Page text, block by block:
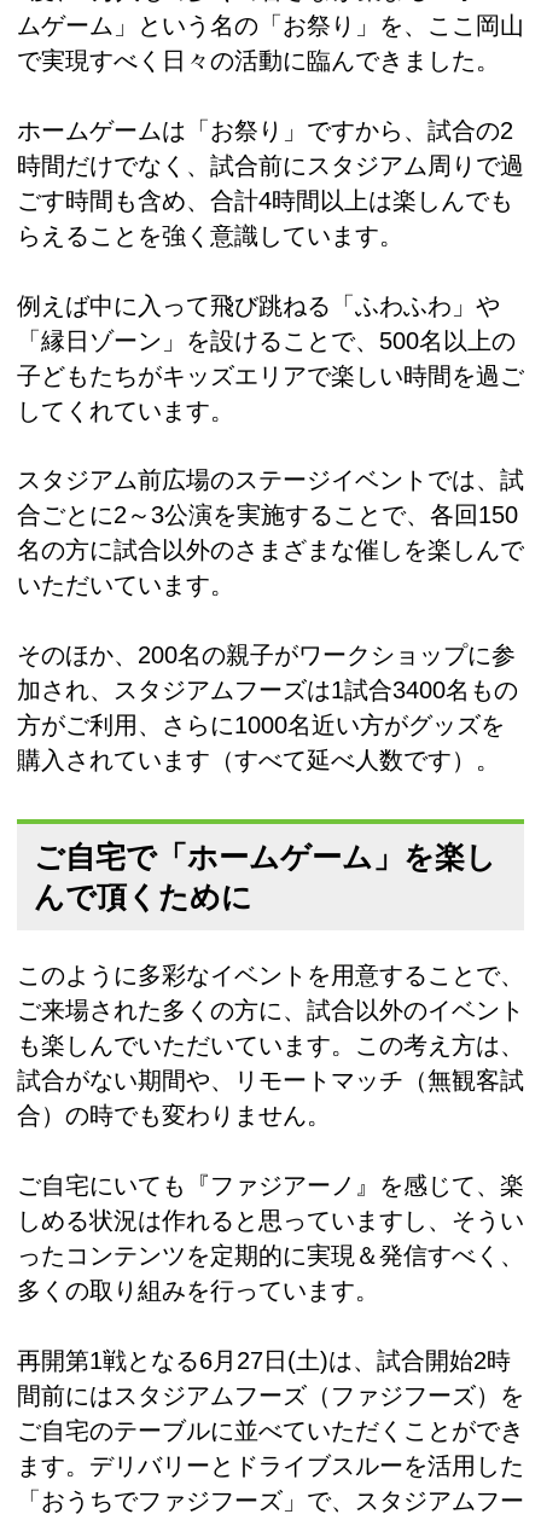
ムゲーム」という名の「お祭り」を、ここ岡山
で実現すべく日々の活動に臨んできました。
ホームゲームは「お祭り」ですから、試合の2
時間だけでなく、試合前にスタジアム周りで過
ごす時間も含め、合計4時間以上は楽しんでも
らえることを強く意識しています。
例えば中に入って飛び跳ねる「ふわふわ」や
「縁日ゾーン」を設けることで、500名以上の
子どもたちがキッズエリアで楽しい時間を過ご
してくれています。
スタジアム前広場のステージイベントでは、試
合ごとに2～3公演を実施することで、各回150
名の方に試合以外のさまざまな催しを楽しんで
いただいています。
そのほか、200名の親子がワークショップに参
加され、スタジアムフーズは1試合3400名もの
方がご利用、さらに1000名近い方がグッズを
購入されています（すべて延べ人数です）。
ご自宅で「ホームゲーム」を楽し
んで頂くために
このように多彩なイベントを用意することで、
ご来場された多くの方に、試合以外のイベント
も楽しんでいただいています。この考え方は、
試合がない期間や、リモートマッチ（無観客試
合）の時でも変わりません。
ご自宅にいても『ファジアーノ』を感じて、楽
しめる状況は作れると思っていますし、そうい
ったコンテンツを定期的に実現＆発信すべく、
多くの取り組みを行っています。
再開第1戦となる6月27日(土)は、試合開始2時
間前にはスタジアムフーズ（ファジフーズ）を
ご自宅のテーブルに並べていただくことができ
ます。デリバリーとドライブスルーを活用した
「おうちでファジフーズ」で、スタジアムフー